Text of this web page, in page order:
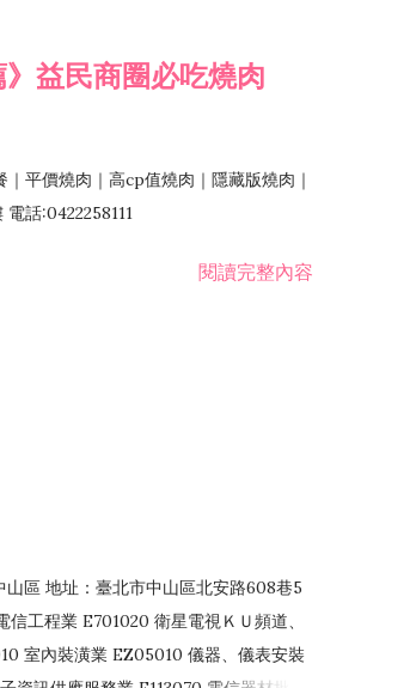
益民商圈必吃燒肉
平價燒肉｜高cp值燒肉｜隱藏版燒肉｜
話:0422258111
閱讀完整內容
區 地址：臺北市中山區北安路608巷5
工程業 E701020 衛星電視ＫＵ頻道、
室內裝潢業 EZ05010 儀器、儀表安裝